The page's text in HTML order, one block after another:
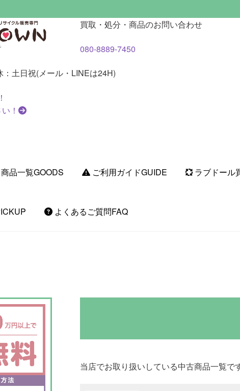
買取・処分・商品のお問い合わせ
080-8889-7450
：土日祝(メール・LINEは24H)
！
商品一覧GOODS ご利用ガイドGUIDE ラブドール
よくあるご質問FAQ
当店でお取り扱いしている中古商品一覧で